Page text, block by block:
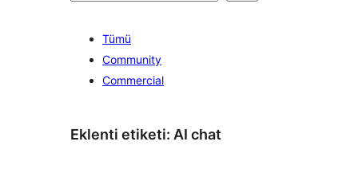
Tümü
Community
Commercial
Eklenti etiketi: AI chat